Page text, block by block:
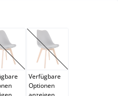
verfügbar.)
ist zurzeit nicht verfügbar.)
bordeauxrot
(Diese Option ist zurzeit nicht
braun
(Diese Option ist
Verfügbare
Optionen